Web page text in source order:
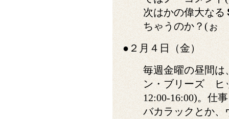
次はかの偉大なる
ちゃうのか？(ぉ
●２月４日（金）
毎週金曜の昼間は
ン・ブリーズ ヒ
12:00-16:00)。仕
バカラックとか、